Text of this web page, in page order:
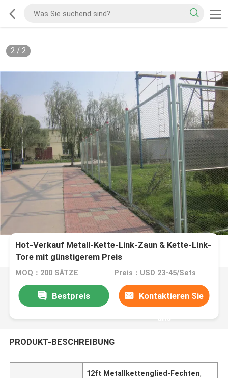
2/ 2
Hot-Verkauf Metall-Kette-Link-Zaun & Kette-Link-
Tore mit günstigerem Preis
MOQ：200 SÄTZE Preis：USD 23-45/Sets
Bestpreis Kontaktieren Sie
uns
PRODUKT-BESCHREIBUNG
12ft Metallkettenglied-Fechten,